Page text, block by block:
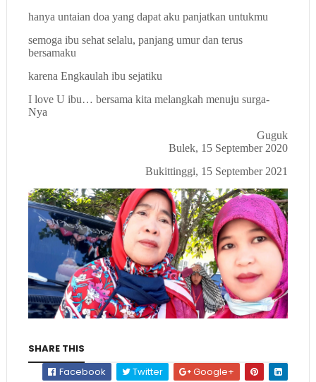
hanya untaian doa yang dapat aku panjatkan untukmu
semoga ibu sehat selalu, panjang umur dan terus
bersamaku
karena Engkaulah ibu sejatiku
I love U ibu… bersama kita melangkah menuju surga-
Nya
Guguk
Bulek, 15 September 2020
Bukittinggi, 15 September 2021
SHARE THIS
Facebook
Twitter Google+